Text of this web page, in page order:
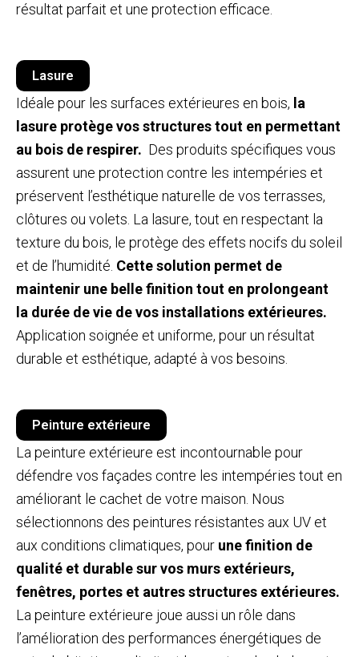
résultat parfait et une protection efficace.
Lasure
Idéale pour les surfaces extérieures en bois, la
lasure protège vos structures tout en permettant
au bois de respirer. Des produits spécifiques vous
assurent une protection contre les intempéries et
préservent l’esthétique naturelle de vos terrasses,
clôtures ou volets. La lasure, tout en respectant la
texture du bois, le protège des effets nocifs du soleil
et de l’humidité. Cette solution permet de
maintenir une belle finition tout en prolongeant
la durée de vie de vos installations extérieures.
Application soignée et uniforme, pour un résultat
durable et esthétique, adapté à vos besoins.
Peinture extérieure
La peinture extérieure est incontournable pour
défendre vos façades contre les intempéries tout en
améliorant le cachet de votre maison. Nous
sélectionnons des peintures résistantes aux UV et
aux conditions climatiques, pour une finition de
qualité et durable sur vos murs extérieurs,
fenêtres, portes et autres structures extérieures.
La peinture extérieure joue aussi un rôle dans
l’amélioration des performances énergétiques de